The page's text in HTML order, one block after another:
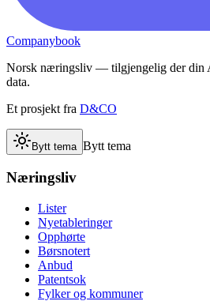
Companybook
Norsk næringsliv — tilgjengelig der din
data.
Et prosjekt fra D&CO
Bytt tema Bytt tema
Næringsliv
Lister
Nyetableringer
Opphørte
Børsnotert
Anbud
Patentsok
Fylker og kommuner